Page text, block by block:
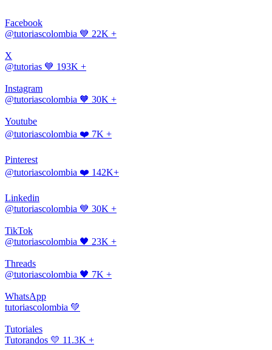
Facebook
@tutoriascolombia 💙 22K +
X
@tutorias 💙 193K +
Instagram
@tutoriascolombia 🧡 30K +
Youtube
@tutoriascolombia ❤️ 7K +
Pinterest
@tutoriascolombia ❤️ 142K+
Linkedin
@tutoriascolombia 💙 30K +
TikTok
@tutoriascolombia 🖤 23K +
Threads
@tutoriascolombia 🖤 7K +
WhatsApp
tutoriascolombia 💚
Tutoriales
Tutorandos 💛 11.3K +